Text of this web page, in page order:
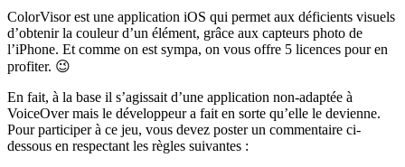
ColorVisor est une application iOS qui permet aux déficients visuels
d’obtenir la couleur d’un élément, grâce aux capteurs photo de
l’iPhone. Et comme on est sympa, on vous offre 5 licences pour en
profiter. 😉
En fait, à la base il s’agissait d’une application non-adaptée à
VoiceOver mais le développeur a fait en sorte qu’elle le devienne.
Pour participer à ce jeu, vous devez poster un commentaire ci-
dessous en respectant les règles suivantes :